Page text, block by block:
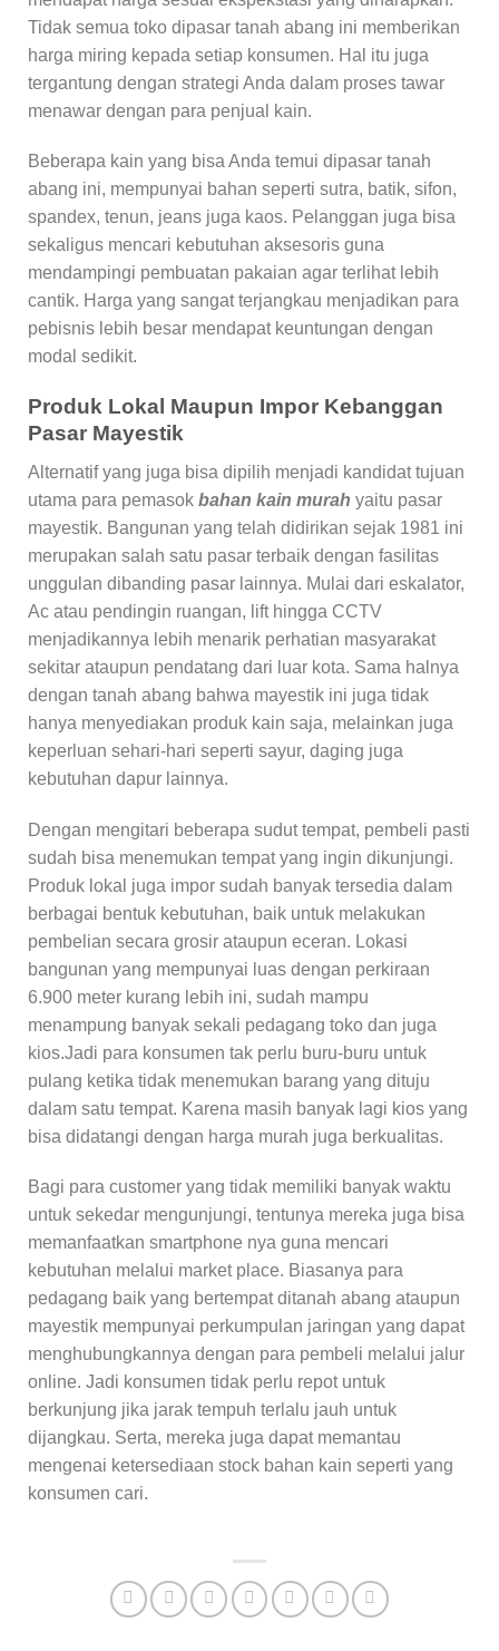
Tidak semua toko dipasar tanah abang ini memberikan
harga miring kepada setiap konsumen. Hal itu juga
tergantung dengan strategi Anda dalam proses tawar
menawar dengan para penjual kain.
Beberapa kain yang bisa Anda temui dipasar tanah
abang ini, mempunyai bahan seperti sutra, batik, sifon,
spandex, tenun, jeans juga kaos. Pelanggan juga bisa
sekaligus mencari kebutuhan aksesoris guna
mendampingi pembuatan pakaian agar terlihat lebih
cantik. Harga yang sangat terjangkau menjadikan para
pebisnis lebih besar mendapat keuntungan dengan
modal sedikit.
Produk Lokal Maupun Impor Kebanggan
Pasar Mayestik
Alternatif yang juga bisa dipilih menjadi kandidat tujuan
utama para pemasok bahan kain murah yaitu pasar
mayestik. Bangunan yang telah didirikan sejak 1981 ini
merupakan salah satu pasar terbaik dengan fasilitas
unggulan dibanding pasar lainnya. Mulai dari eskalator,
Ac atau pendingin ruangan, lift hingga CCTV
menjadikannya lebih menarik perhatian masyarakat
sekitar ataupun pendatang dari luar kota. Sama halnya
dengan tanah abang bahwa mayestik ini juga tidak
hanya menyediakan produk kain saja, melainkan juga
keperluan sehari-hari seperti sayur, daging juga
kebutuhan dapur lainnya.
Dengan mengitari beberapa sudut tempat, pembeli pasti
sudah bisa menemukan tempat yang ingin dikunjungi.
Produk lokal juga impor sudah banyak tersedia dalam
berbagai bentuk kebutuhan, baik untuk melakukan
pembelian secara grosir ataupun eceran. Lokasi
bangunan yang mempunyai luas dengan perkiraan
6.900 meter kurang lebih ini, sudah mampu
menampung banyak sekali pedagang toko dan juga
kios.Jadi para konsumen tak perlu buru-buru untuk
pulang ketika tidak menemukan barang yang dituju
dalam satu tempat. Karena masih banyak lagi kios yang
bisa didatangi dengan harga murah juga berkualitas.
Bagi para customer yang tidak memiliki banyak waktu
untuk sekedar mengunjungi, tentunya mereka juga bisa
memanfaatkan smartphone nya guna mencari
kebutuhan melalui market place. Biasanya para
pedagang baik yang bertempat ditanah abang ataupun
mayestik mempunyai perkumpulan jaringan yang dapat
menghubungkannya dengan para pembeli melalui jalur
online. Jadi konsumen tidak perlu repot untuk
berkunjung jika jarak tempuh terlalu jauh untuk
dijangkau. Serta, mereka juga dapat memantau
mengenai ketersediaan stock bahan kain seperti yang
konsumen cari.